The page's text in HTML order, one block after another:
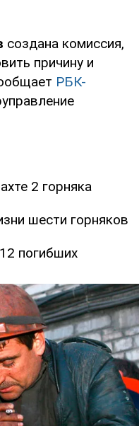
создана комиссия,
причину и
РБК-
2 горняка
шести горняков
погибших